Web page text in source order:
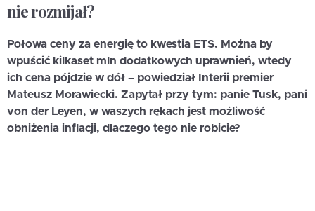
nie rozmijał?
Połowa ceny za energię to kwestia ETS. Można by
wpuścić kilkaset mln dodatkowych uprawnień, wtedy
ich cena pójdzie w dół – powiedział Interii premier
Mateusz Morawiecki. Zapytał przy tym: panie Tusk, pani
von der Leyen, w waszych rękach jest możliwość
obniżenia inflacji, dlaczego tego nie robicie?